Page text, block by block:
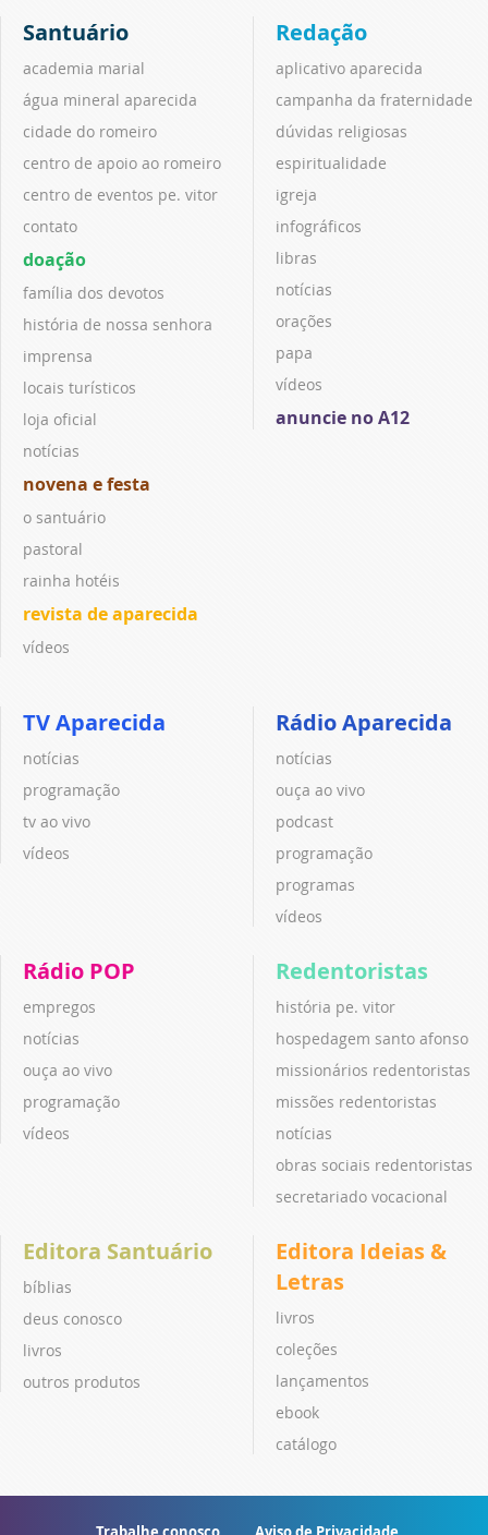
Santuário
academia marial
água mineral aparecida
cidade do romeiro
centro de apoio ao romeiro
centro de eventos pe. vitor
contato
doação
família dos devotos
história de nossa senhora
imprensa
locais turísticos
loja oficial
notícias
novena e festa
o santuário
pastoral
rainha hotéis
revista de aparecida
vídeos
Redação
aplicativo aparecida
campanha da fraternidade
dúvidas religiosas
espiritualidade
igreja
infográficos
libras
notícias
orações
papa
vídeos
anuncie no A12
TV Aparecida
notícias
programação
tv ao vivo
vídeos
Rádio Aparecida
notícias
ouça ao vivo
podcast
programação
programas
vídeos
Rádio POP
empregos
notícias
ouça ao vivo
programação
vídeos
Redentoristas
história pe. vitor
hospedagem santo afonso
missionários redentoristas
missões redentoristas
notícias
obras sociais redentoristas
secretariado vocacional
Editora Santuário
bíblias
deus conosco
livros
outros produtos
Editora Ideias &
Letras
livros
coleções
lançamentos
ebook
catálogo